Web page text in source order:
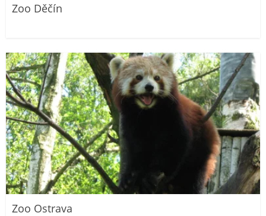
Zoo Děčín
Zoo Ostrava